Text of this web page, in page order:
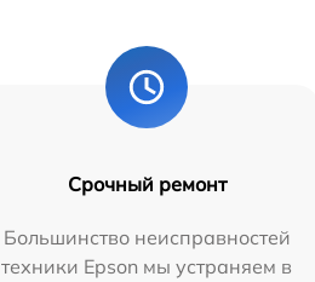
Срочный ремонт
Большинство неисправностей
техники Epson мы устраняем в